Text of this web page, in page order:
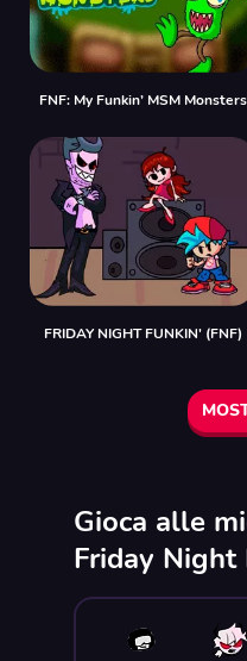
FNF: My Funkin’ MSM Monsters
FRIDAY NIGHT FUNKIN' (FNF)
Gioca alle
Friday Night